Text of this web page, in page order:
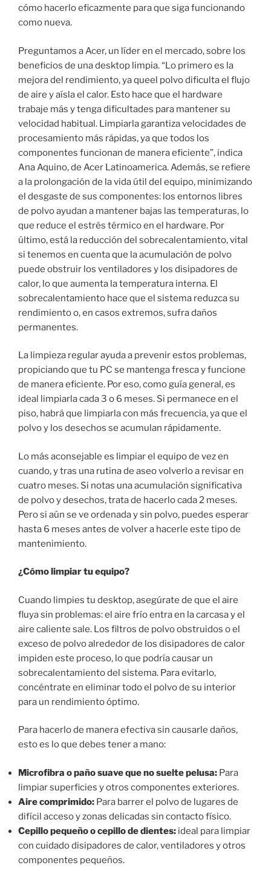
cómo hacerlo eficazmente para que siga funcionando
como nueva.
Preguntamos a Acer, un líder en el mercado, sobre los
beneficios de una desktop limpia. “Lo primero es la
mejora del rendimiento, ya queel polvo dificulta el flujo
de aire y aísla el calor. Esto hace que el hardware
trabaje más y tenga dificultades para mantener su
velocidad habitual. Limpiarla garantiza velocidades de
procesamiento más rápidas, ya que todos los
componentes funcionan de manera eficiente”, indica
Ana Aquino, de Acer Latinoamerica. Además, se refiere
a la prolongación de la vida útil del equipo, minimizando
el desgaste de sus componentes: los entornos libres
de polvo ayudan a mantener bajas las temperaturas, lo
que reduce el estrés térmico en el hardware. Por
último, está la reducción del sobrecalentamiento, vital
si tenemos en cuenta que la acumulación de polvo
puede obstruir los ventiladores y los disipadores de
calor, lo que aumenta la temperatura interna. El
sobrecalentamiento hace que el sistema reduzca su
rendimiento o, en casos extremos, sufra daños
permanentes.
La limpieza regular ayuda a prevenir estos problemas,
propiciando que tu PC se mantenga fresca y funcione
de manera eficiente. Por eso, como guía general, es
ideal limpiarla cada 3 o 6 meses. Si permanece en el
piso, habrá que limpiarla con más frecuencia, ya que el
polvo y los desechos se acumulan rápidamente.
Lo más aconsejable es limpiar el equipo de vez en
cuando, y tras una rutina de aseo volverlo a revisar en
cuatro meses. Si notas una acumulación significativa
de polvo y desechos, trata de hacerlo cada 2 meses.
Pero si aún se ve ordenada y sin polvo, puedes esperar
hasta 6 meses antes de volver a hacerle este tipo de
mantenimiento.
¿Cómo limpiar tu equipo?
Cuando limpies tu desktop, asegúrate de que el aire
fluya sin problemas: el aire frío entra en la carcasa y el
aire caliente sale. Los filtros de polvo obstruidos o el
exceso de polvo alrededor de los disipadores de calor
impiden este proceso, lo que podría causar un
sobrecalentamiento del sistema. Para evitarlo,
concéntrate en eliminar todo el polvo de su interior
para un rendimiento óptimo.
Para hacerlo de manera efectiva sin causarle daños,
esto es lo que debes tener a mano:
Microfibra o paño suave que no suelte pelusa: Para
limpiar superficies y otros componentes exteriores.
Aire comprimido: Para barrer el polvo de lugares de
difícil acceso y zonas delicadas sin contacto físico.
Cepillo pequeño o cepillo de dientes: ideal para limpiar
con cuidado disipadores de calor, ventiladores y otros
componentes pequeños.